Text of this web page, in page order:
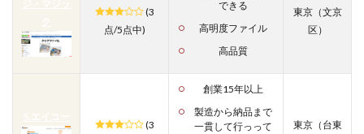
(3
点/5点中)
できる
高明度ファイル
高品質
東京（文京
区）
(3
創業15年以上
製造から納品まで
一貫して行っって
東京（ 台東